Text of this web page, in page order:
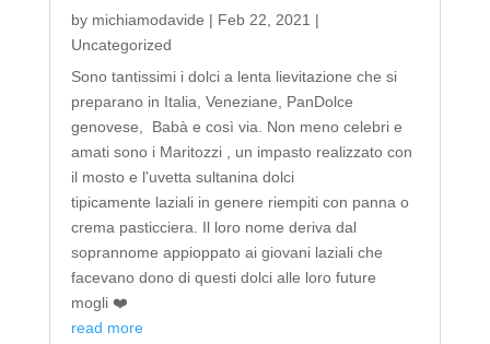
by michiamodavide | Feb 22, 2021 |
Uncategorized
Sono tantissimi i dolci a lenta lievitazione che si
preparano in Italia, Veneziane, PanDolce
genovese, Babà e così via. Non meno celebri e
amati sono i Maritozzi , un impasto realizzato con
il mosto e l'uvetta sultanina dolci
tipicamente laziali in genere riempiti con panna o
crema pasticciera. Il loro nome deriva dal
soprannome appioppato ai giovani laziali che
facevano dono di questi dolci alle loro future
mogli ❤️
read more